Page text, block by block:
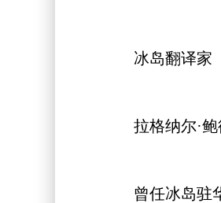
冰岛翻译家
拉格纳尔·鲍
曾任冰岛驻华